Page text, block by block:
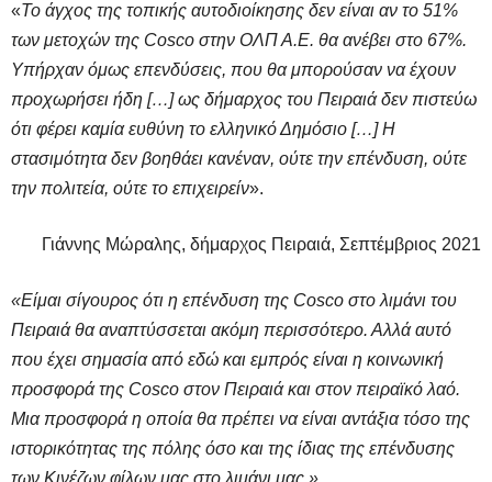
«Το άγχος της τοπικής αυτοδιοίκησης δεν είναι αν το 51%
των μετοχών της Cosco στην ΟΛΠ Α.Ε. θα ανέβει στο 67%.
Υπήρχαν όμως επενδύσεις, που θα μπορούσαν να έχουν
προχωρήσει ήδη […] ως δήμαρχος του Πειραιά δεν πιστεύω
ότι φέρει καμία ευθύνη το ελληνικό Δημόσιο […] Η
στασιμότητα δεν βοηθάει κανέναν, ούτε την επένδυση, ούτε
την πολιτεία, ούτε το επιχειρείν».
Γιάννης Μώραλης, δήμαρχος Πειραιά, Σεπτέμβριος 2021
«Είμαι σίγουρος ότι η επένδυση της Cosco στο λιμάνι του
Πειραιά θα αναπτύσσεται ακόμη περισσότερο. Αλλά αυτό
που έχει σημασία από εδώ και εμπρός είναι η κοινωνική
προσφορά της Cosco στον Πειραιά και στον πειραϊκό λαό.
Μια προσφορά η οποία θα πρέπει να είναι αντάξια τόσο της
ιστορικότητας της πόλης όσο και της ίδιας της επένδυσης
των Κινέζων φίλων μας στο λιμάνι μας.»